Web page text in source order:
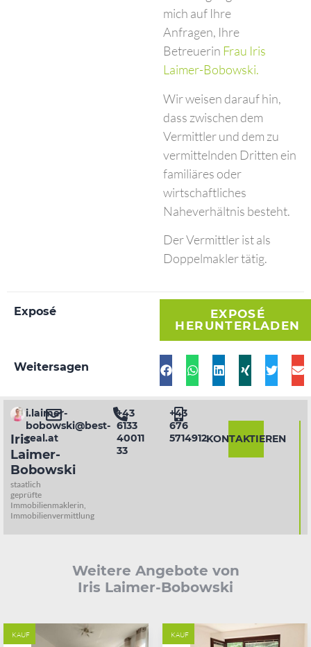
mich auf Ihre
Anfragen, Ihre
Betreuerin Frau Iris
Laimer-Bobowski.
Wir weisen darauf hin,
dass zwischen dem
Vermittler und dem zu
vermittelnden Dritten ein
familiäres oder
wirtschaftliches
Naheverhältnis besteht.
Der Vermittler ist als
Doppelmakler tätig.
Exposé
EXPOSÉ
HERUNTERLADEN
Weitersagen
Iris
Laimer-
Bobowski
staatlich
geprüfte
Immobilienmaklerin,
Immobilienvermittlung
i.laimer-
bobowski@best-
real.at
+43
6133
40011
33
+43
676
5714912KONTAKTIEREN
Weitere Angebote von
Iris Laimer-Bobowski
KAUF KAUF